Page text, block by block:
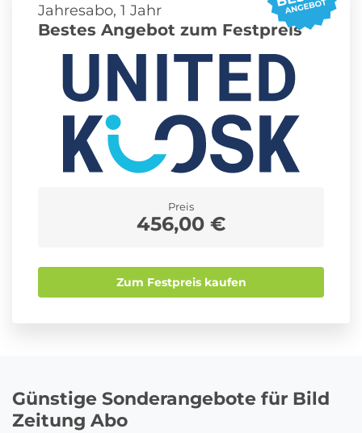
Sprachlern App Abo Streaming Abo
Süßigkeiten Abo Zeitschriften Abo
Login
Jahresabo, 1 Jahr
Bestes Angebot zum Festpreis
Preis
456,00 €
Zum Festpreis kaufen
Günstige Sonderangebote für Bild
Zeitung Abo